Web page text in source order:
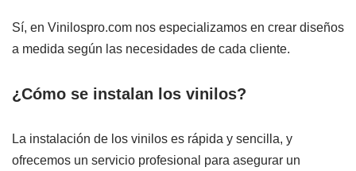
Sí, en Vinilospro.com nos especializamos en crear diseños
a medida según las necesidades de cada cliente.
¿Cómo se instalan los vinilos?
La instalación de los vinilos es rápida y sencilla, y
ofrecemos un servicio profesional para asegurar un